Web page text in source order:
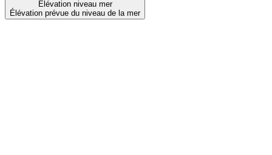
Élévation niveau mer
Élévation prévue du niveau de la mer